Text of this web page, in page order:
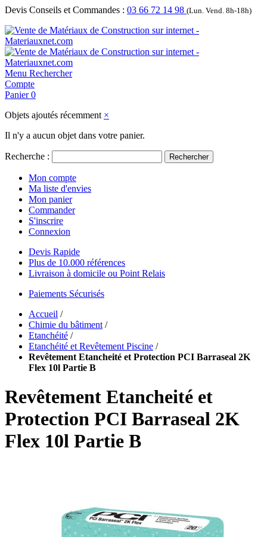
Devis Conseils et Commandes : 03 66 72 14 98 (Lun. Vend. 8h-18h)
Menu Rechercher
Compte
Panier 0
Objets ajoutés récemment ×
Il n'y a aucun objet dans votre panier.
Recherche : Rechercher
Mon compte
Ma liste d'envies
Mon panier
Commander
S'inscrire
Connexion
Devis Rapide
Plus de 10.000 références
Livraison à domicile ou Point Relais
Paiements Sécurisés
Accueil /
Chimie du bâtiment /
Etanchéité /
Etanchéité et Revêtement Piscine /
Revêtement Etancheité et Protection PCI Barraseal 2K
Flex 10l Partie B
Revêtement Etancheité et
Protection PCI Barraseal 2K
Flex 10l Partie B